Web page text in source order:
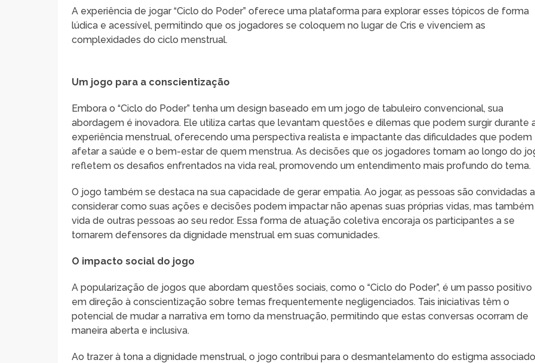
A experiência de jogar “Ciclo do Poder” oferece uma plataforma para explorar esses tópicos de forma
lúdica e acessível, permitindo que os jogadores se coloquem no lugar de Cris e vivenciem as
complexidades do ciclo menstrual.
Um jogo para a conscientização
Embora o “Ciclo do Poder” tenha um design baseado em um jogo de tabuleiro convencional, sua
abordagem é inovadora. Ele utiliza cartas que levantam questões e dilemas que podem surgir durante
experiência menstrual, oferecendo uma perspectiva realista e impactante das dificuldades que podem
afetar a saúde e o bem-estar de quem menstrua. As decisões que os jogadores tomam ao longo do
refletem os desafios enfrentados na vida real, promovendo um entendimento mais profundo do tema.
O jogo também se destaca na sua capacidade de gerar empatia. Ao jogar, as pessoas são convidadas a
considerar como suas ações e decisões podem impactar não apenas suas próprias vidas, mas
vida de outras pessoas ao seu redor. Essa forma de atuação coletiva encoraja os participantes a se
tornarem defensores da dignidade menstrual em suas comunidades.
O impacto social do jogo
A popularização de jogos que abordam questões sociais, como o “Ciclo do Poder”, é um passo positivo
em direção à conscientização sobre temas frequentemente negligenciados. Tais iniciativas têm o
potencial de mudar a narrativa em torno da menstruação, permitindo que estas conversas ocorram de
maneira aberta e inclusiva.
Ao trazer à tona a dignidade menstrual, o jogo contribui para o desmantelamento do estigma